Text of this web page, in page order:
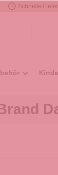
Schnelle